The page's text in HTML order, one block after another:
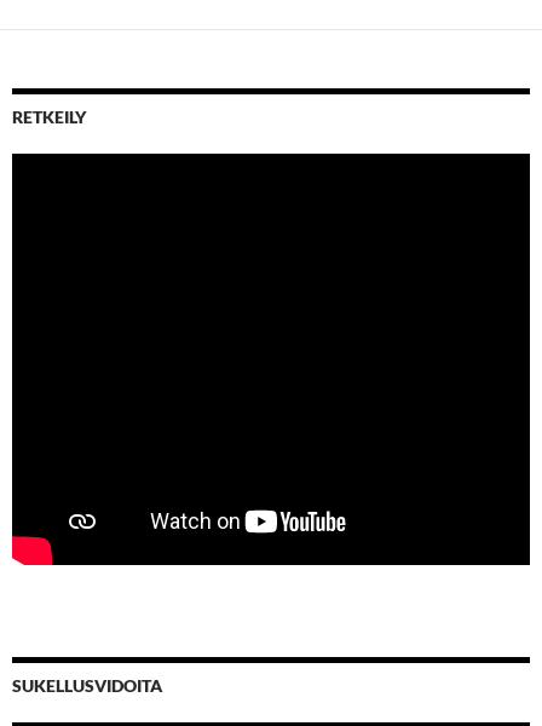
RETKEILY
SUKELLUSVIDOITA